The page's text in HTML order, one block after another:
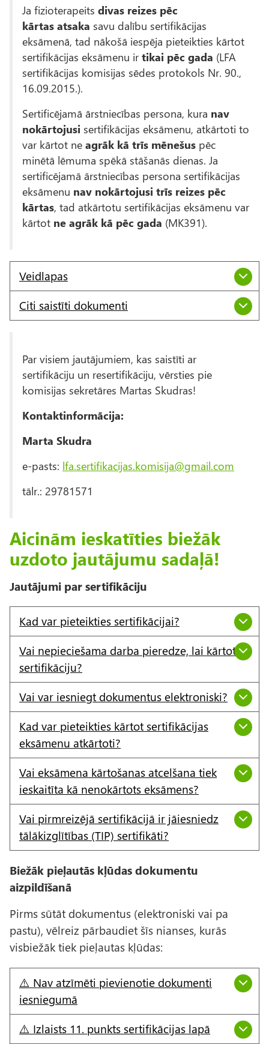
Ja fizioterapeits divas reizes pēc
kārtas atsaka savu dalību sertifikācijas
eksāmenā, tad nākošā iespēja pieteikties kārtot
sertifikācijas eksāmenu irtikai pēc gada (LFA
sertifikācijas komisijas sēdes protokols Nr. 90.,
16.09.2015.).
Sertificējamā ārstniecības persona, kura nav
nokārtojusi sertifikācijas eksāmenu, atkārtoti to
var kārtot ne agrāk kā trīs mēnešus pēc
minētā lēmuma spēkā stāšanās dienas. Ja
sertificējamā ārstniecības persona sertifikācijas
eksāmenu nav nokārtojusi trīs reizes pēc
kārtas, tad atkārtotu sertifikācijas eksāmenu var
kārtot ne agrāk kā pēc gada (MK391).
Veidlapas
Citi saistīti dokumenti
Par visiem jautājumiem, kas saistīti ar
sertifikāciju un resertifikāciju, vērsties pie
komisijas sekretāres Martas Skudras!
Kontaktinformācija:
Marta Skudra
e-pasts: lfa.sertifikacijas.komisija@gmail.com
tālr.: 29781571
Aicinām ieskatīties biežāk
uzdoto jautājumu sadaļā!
Jautājumi par sertifikāciju
Kad var pieteikties sertifikācijai?
Vai nepieciešama darba pieredze, lai kārtotu
sertifikāciju?
Vai var iesniegt dokumentus elektroniski?
Kad var pieteikties kārtot sertifikācijas
eksāmenu atkārtoti?
Vai eksāmena kārtošanas atcelšana tiek
ieskaitīta kā nenokārtots eksāmens?
Vai pirmreizējā sertifikācijā ir jāiesniedz
tālākizglītības (TIP) sertifikāti?
Biežāk pieļautās kļūdas dokumentu
aizpildīšanā
Pirms sūtāt dokumentus (elektroniski vai pa
pastu), vēlreiz pārbaudiet šīs nianses, kurās
visbiežāk tiek pieļautas kļūdas:
⚠️ Nav atzīmēti pievienotie dokumenti
iesniegumā
⚠️ Izlaists 11. punkts sertifikācijas lapā